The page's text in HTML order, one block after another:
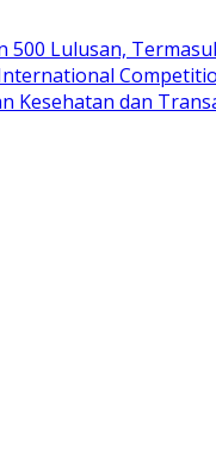
500 Lulusan,
Kesehatan dan